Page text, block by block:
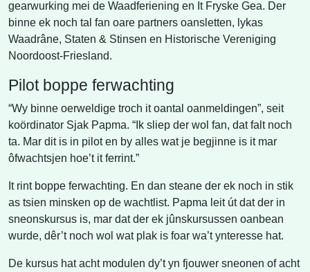
gearwurking mei de Waadferiening en It Fryske Gea. Der
binne ek noch tal fan oare partners oansletten, lykas
Waadrâne, Staten & Stinsen en Historische Vereniging
Noordoost-Friesland.
Pilot boppe ferwachting
“Wy binne oerweldige troch it oantal oanmeldingen”, seit
koördinator Sjak Papma. “Ik sliep der wol fan, dat falt noch
ta. Mar dit is in pilot en by alles wat je begjinne is it mar
ôfwachtsjen hoe’t it ferrint.”
It rint boppe ferwachting. En dan steane der ek noch in stik
as tsien minsken op de wachtlist. Papma leit út dat der in
sneonskursus is, mar dat der ek jûnskursussen oanbean
wurde, dêr’t noch wol wat plak is foar wa’t ynteresse hat.
De kursus hat acht modulen dy’t yn fjouwer sneonen of acht